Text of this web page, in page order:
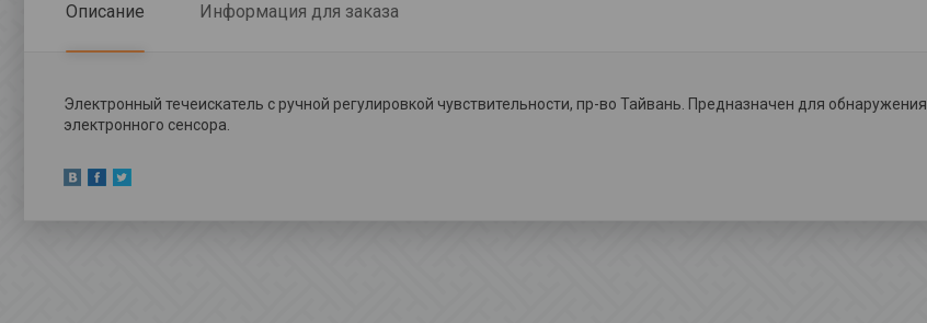
Описание Информация для заказа
Электронный течеискатель с ручной регулировкой чувствительности, пр-во Тайвань. Предназначен для обнаружения
электронного сенсора.